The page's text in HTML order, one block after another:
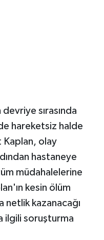
sırasında
hareketsiz halde
Kaplan, olay
hastaneye
müdahalelerine
kesin ölüm
kazanacağı
ilgili soruşturma